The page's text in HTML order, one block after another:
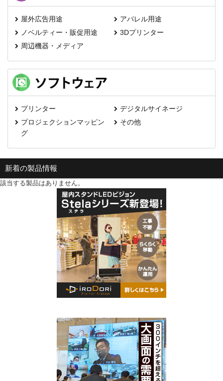
屋外広告用途
アパレル用途
ノベルティー・販促用途
3Dプリンター
周辺機器・メディア
プリンター
デジタルサイネージ
プロジェクションマッピン
グ
その他
新着の製品情報
該当する製品はありません。